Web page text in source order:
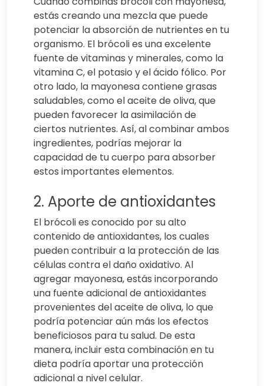
estás creando una mezcla que puede
potenciar la absorción de nutrientes en tu
organismo. El brócoli es una excelente
fuente de vitaminas y minerales, como la
vitamina C, el potasio y el ácido fólico. Por
otro lado, la mayonesa contiene grasas
saludables, como el aceite de oliva, que
pueden favorecer la asimilación de
ciertos nutrientes. Así, al combinar ambos
ingredientes, podrías mejorar la
capacidad de tu cuerpo para absorber
estos importantes elementos.
2. Aporte de antioxidantes
El brócoli es conocido por su alto
contenido de antioxidantes, los cuales
pueden contribuir a la protección de las
células contra el daño oxidativo. Al
agregar mayonesa, estás incorporando
una fuente adicional de antioxidantes
provenientes del aceite de oliva, lo que
podría potenciar aún más los efectos
beneficiosos para tu salud. De esta
manera, incluir esta combinación en tu
dieta podría aportar una protección
adicional a nivel celular.